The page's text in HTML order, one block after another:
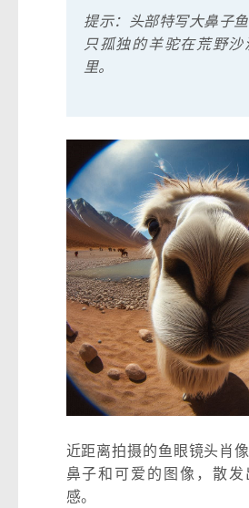
提示：头部特写大鼻子
只孤独的羊驼在荒野
里。
近距离拍摄的鱼眼镜头肖
鼻子和可爱的图像，散
感。